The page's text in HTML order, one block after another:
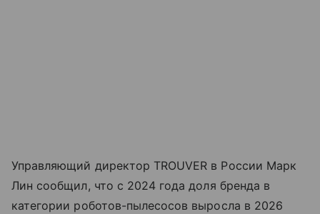
Управляющий директор TROUVER в России Марк
Лин сообщил, что с 2024 года доля бренда в
категории роботов-пылесосов выросла в 2026